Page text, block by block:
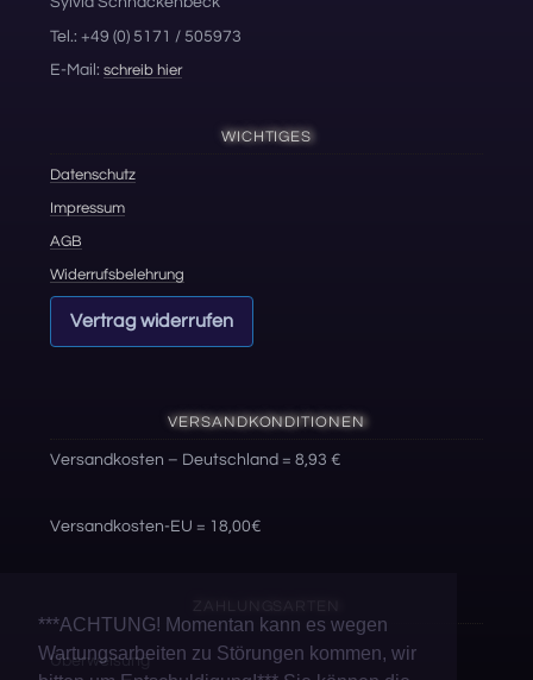
Tel.: +49 (0) 5171 / 505973
E-Mail:schreib hier
WICHTIGES
Datenschutz
Impressum
AGB
Widerrufsbelehrung
Vertrag widerrufen
VERSANDKONDITIONEN
Versandkosten – Deutschland = 8,93 €
Versandkosten-EU = 18,00€
Überweisung
***ACHTUNG! Momentan kann es wegen
Wartungsarbeiten zu Störungen kommen, wir